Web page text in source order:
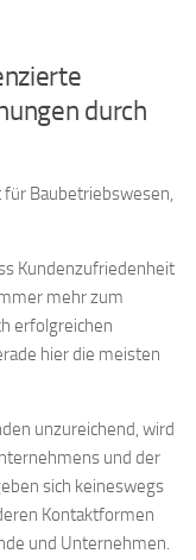
durch
Baubetriebswesen,
Kundenzufriedenheit
mehr zum
erfolgreichen
hier die meisten
unzureichend, wird
und der
sich keineswegs
Kontaktformen
und Unternehmen.